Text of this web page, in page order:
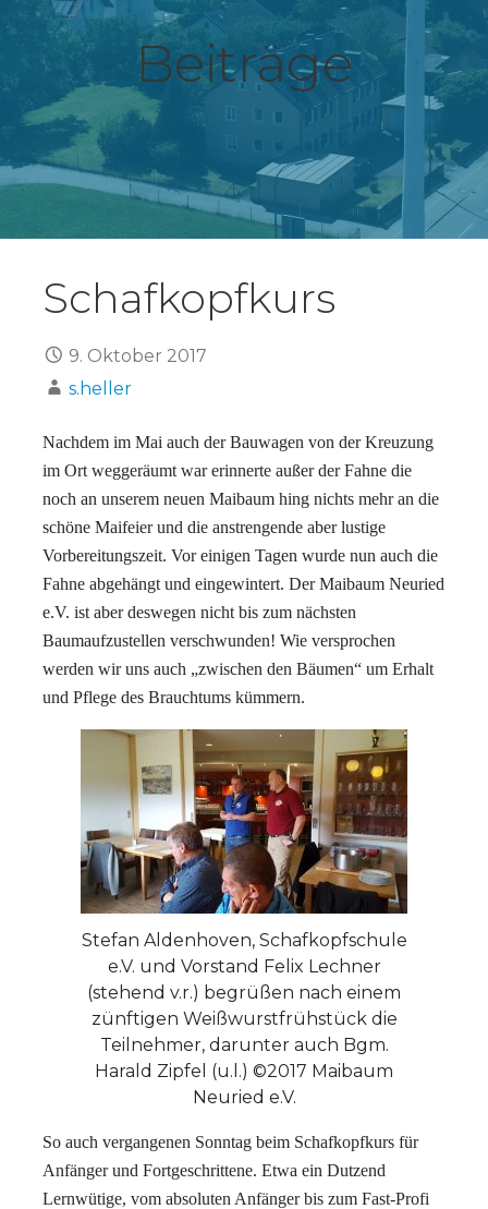
Beiträge
Schafkopfkurs
9. Oktober 2017
s.heller
Nachdem im Mai auch der Bauwagen von der Kreuzung
im Ort weggeräumt war erinnerte außer der Fahne die
noch an unserem neuen Maibaum hing nichts mehr an die
schöne Maifeier und die anstrengende aber lustige
Vorbereitungszeit. Vor einigen Tagen wurde nun auch die
Fahne abgehängt und eingewintert. Der Maibaum Neuried
e.V. ist aber deswegen nicht bis zum nächsten
Baumaufzustellen verschwunden! Wie versprochen
werden wir uns auch „zwischen den Bäumen“ um Erhalt
und Pflege des Brauchtums kümmern.
Stefan Aldenhoven, Schafkopfschule
e.V. und Vorstand Felix Lechner
(stehend v.r.) begrüßen nach einem
zünftigen Weißwurstfrühstück die
Teilnehmer, darunter auch Bgm.
Harald Zipfel (u.l.) ©2017 Maibaum
Neuried e.V.
So auch vergangenen Sonntag beim Schafkopfkurs für
Anfänger und Fortgeschrittene. Etwa ein Dutzend
Lernwütige, vom absoluten Anfänger bis zum Fast-Profi